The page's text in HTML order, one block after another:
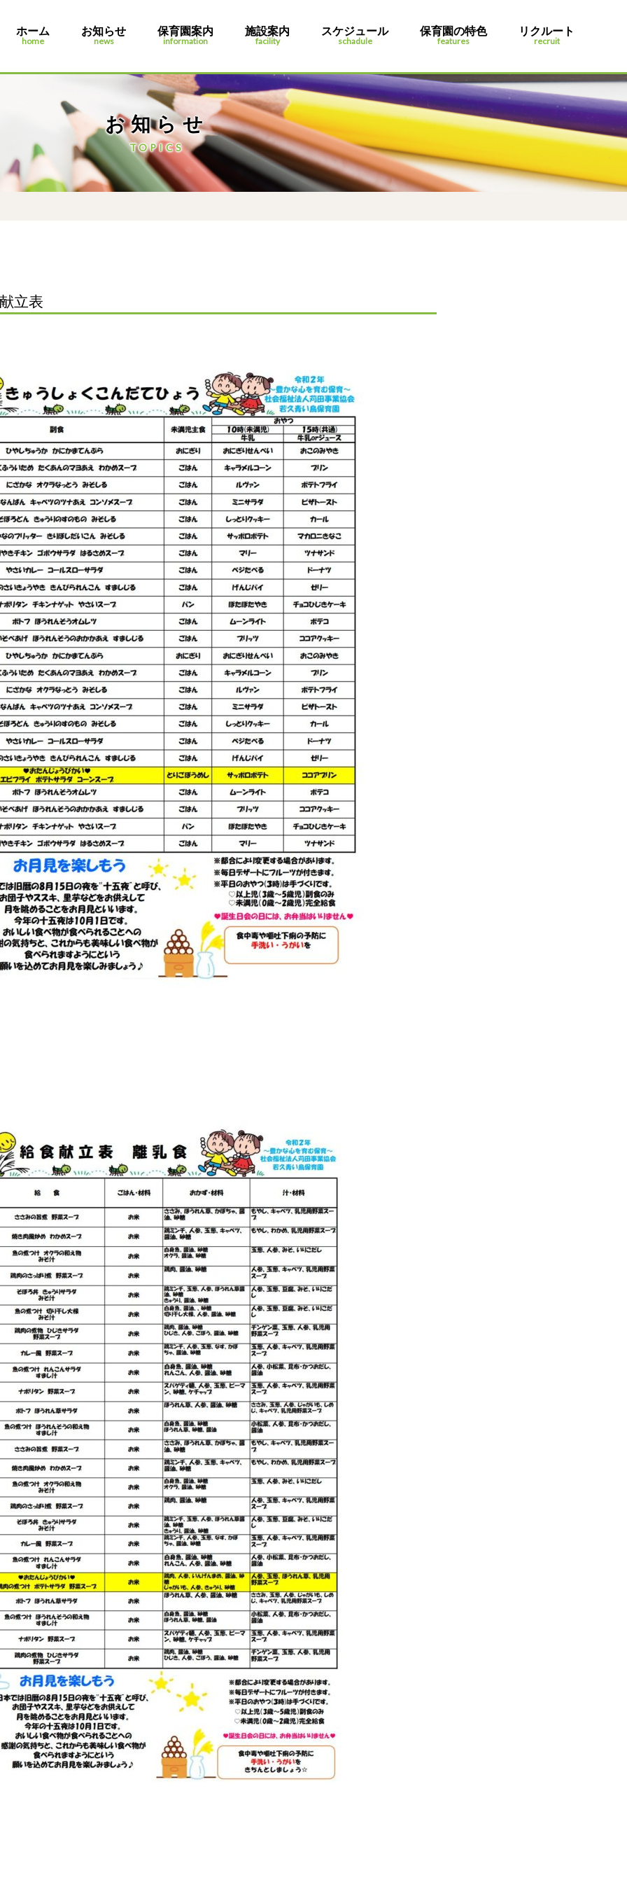
ホーム
home
お知らせ
news
保育園案内
information
施設案内
facility
スケジュール
schadule
保育園の特色
features
リクルート
recruit
お知らせ
TOPICS
立表